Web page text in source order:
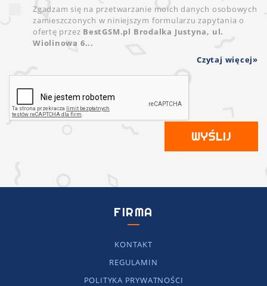
Zgadzam się na przetwarzanie moich danych osobowych
zamieszczonych w niniejszym formularzu zapytania o
ofertę przez BestGSM.pl Brodalka Justyna, ul.
Wiolinowa 6...
Czytaj więcej
WYŚLIJ
FIRMA
KONTAKT
REGULAMIN
POLITYKA PRYWATNOŚCI